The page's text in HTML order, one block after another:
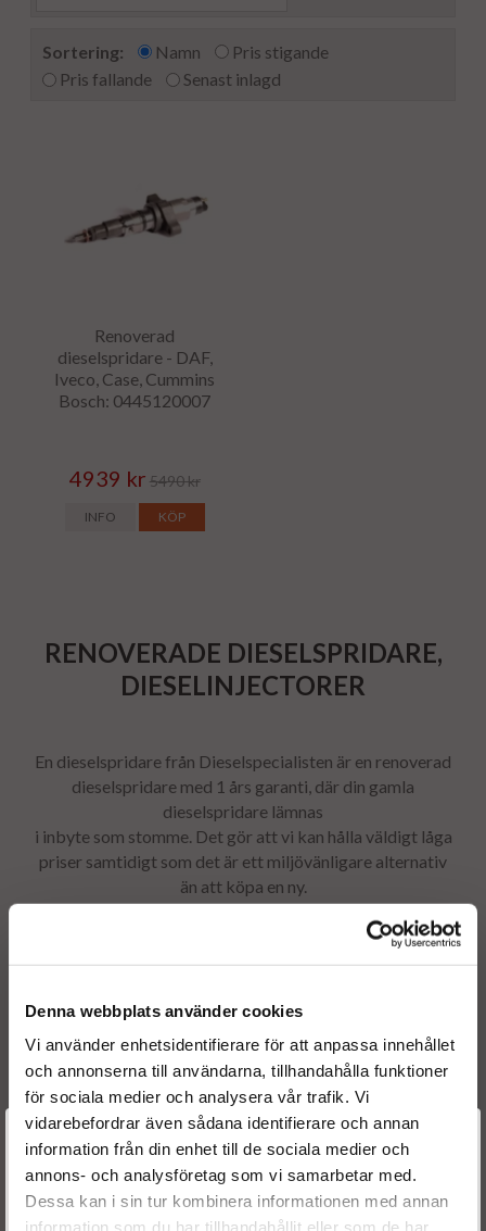
Denna webbplats använder cookies
Vi använder enhetsidentifierare för att anpassa innehållet
och annonserna till användarna, tillhandahålla funktioner
för sociala medier och analysera vår trafik. Vi
vidarebefordrar även sådana identifierare och annan
information från din enhet till de sociala medier och
annons- och analysföretag som vi samarbetar med.
Dessa kan i sin tur kombinera informationen med annan
information som du har tillhandahållit eller som de har
Sortering: Namn
Pris stigande
Pris fallande
Senast inlagd
Renoverad
dieselspridare - DAF,
Iveco, Case, Cummins
Bosch: 0445120007
4939 kr 5490 kr
INFO KÖP
RENOVERADE DIESELSPRIDARE,
DIESELINJECTORER
En dieselspridare från Dieselspecialisten är en renoverad
dieselspridare med 1 års garanti, där din gamla
dieselspridare lämnas
i inbyte som stomme. Det gör att vi kan hålla väldigt låga
priser samtidigt som det är ett miljövänligare alternativ
än att köpa en ny.
Välkommen till
Dieselspecialisten.se